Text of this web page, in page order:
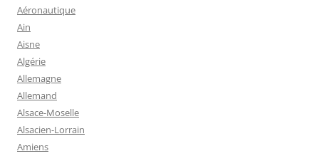
Aéronautique
Ain
Aisne
Algérie
Allemagne
Allemand
Alsace-Moselle
Alsacien-Lorrain
Amiens